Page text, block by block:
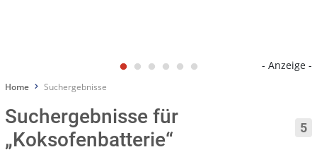
- Anzeige -
Home Suchergebnisse
Suchergebnisse für
„Koksofenbatterie“
5